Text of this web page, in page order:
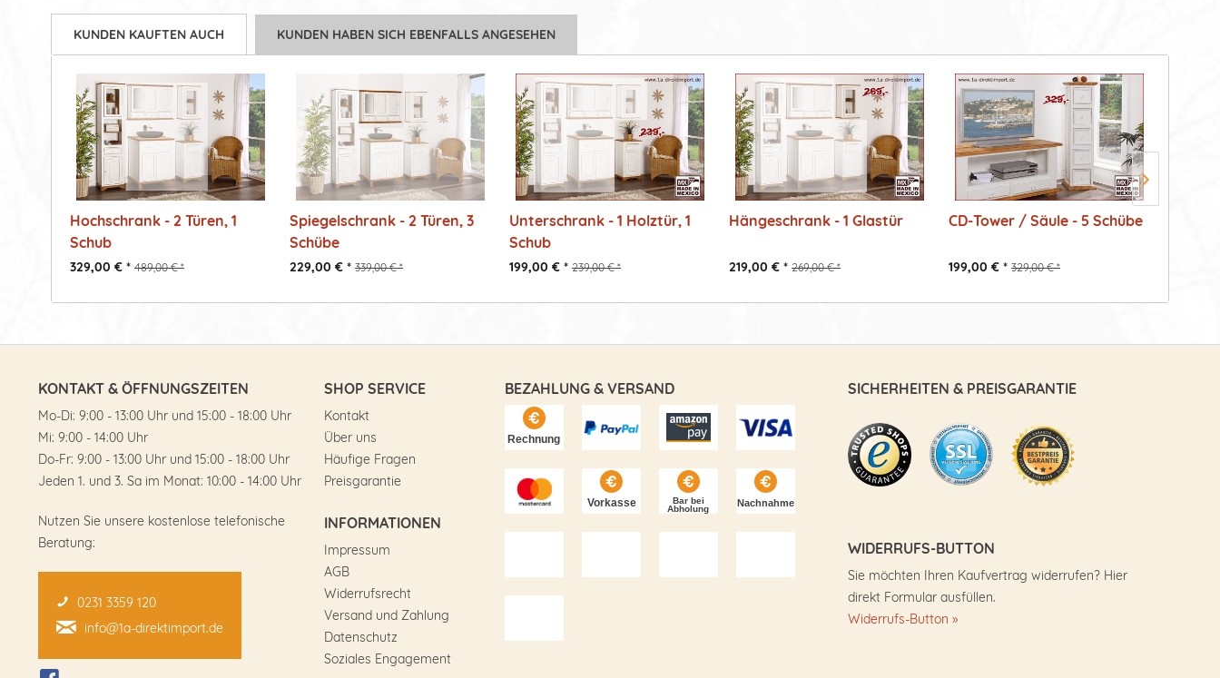
KUNDEN KAUFTEN AUCH KUNDEN HABEN SICH EBENFALLS ANGESEHEN
Hochschrank - 2 Türen, 1
Schub
329,00 € * 489,00 € *
Spiegelschrank - 2 Türen, 3
Schübe
229,00 € * 339,00 € *
Unterschrank - 1 Holztür, 1
Schub
199,00 € * 239,00 € *
Hängeschrank - 1 Glastür
219,00 € * 269,00 € *
CD-Tower / Säule - 5 Schübe
199,00 € * 329,00 € *
KONTAKT & ÖFFNUNGSZEITEN
Mo-Di: 9:00 - 13:00 Uhr und 15:00 - 18:00 Uhr
Mi: 9:00 - 14:00 Uhr
Do-Fr: 9:00 - 13:00 Uhr und 15:00 - 18:00 Uhr
Jeden 1. und 3. Sa im Monat: 10:00 - 14:00 Uhr
Nutzen Sie unsere kostenlose telefonische
Beratung:
0231 3359 120
info@1a-direktimport.de
SHOP SERVICE
Kontakt
Über uns
Häufige Fragen
Preisgarantie
INFORMATIONEN
Impressum
AGB
Widerrufsrecht
Versand und Zahlung
Datenschutz
Soziales Engagement
BEZAHLUNG & VERSAND SICHERHEITEN & PREISGARANTIE
WIDERRUFS-BUTTON
Sie möchten Ihren Kaufvertrag widerrufen? Hier
direkt Formular ausfüllen.
Widerrufs-Button »